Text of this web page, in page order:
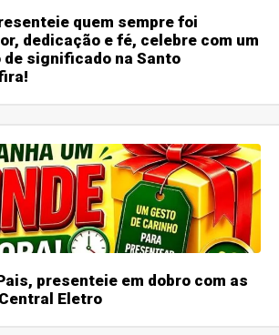
quem sempre foi
dedicação e fé, celebre com um
significado na Santo
presenteie em dobro com as
Eletro